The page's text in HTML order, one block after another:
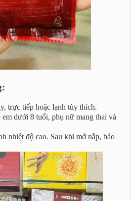
trực tiếp hoặc lạnh tùy thích.
dưới 8 tuổi, phụ nữ mang thai và
nhiệt độ cao. Sau khi mở nắp, bảo